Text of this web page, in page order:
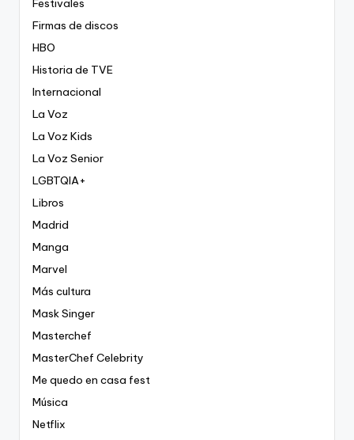
Festivales
Firmas de discos
HBO
Historia de TVE
Internacional
La Voz
La Voz Kids
La Voz Senior
LGBTQIA+
Libros
Madrid
Manga
Marvel
Más cultura
Mask Singer
Masterchef
MasterChef Celebrity
Me quedo en casa fest
Música
Netflix